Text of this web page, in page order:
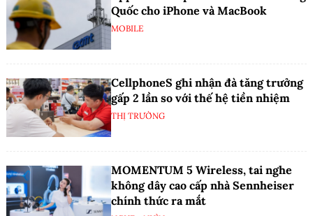
Quốc cho iPhone và MacBook
MOBILE
CellphoneS ghi nhận đà tăng trưởng
gấp 2 lần so với thế hệ tiền nhiệm
THỊ TRƯỜNG
MOMENTUM 5 Wireless, tai nghe
không dây cao cấp nhà Sennheiser
chính thức ra mắt